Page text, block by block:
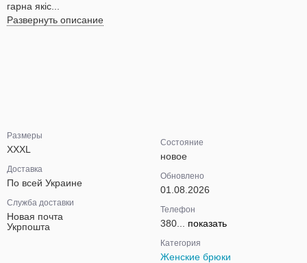
гарна якіс...
Развернуть описание
Размеры
XXXL
Доставка
По всей Украине
Служба доставки
Новая почта
Укрпошта
Состояние
новое
Обновлено
01.08.2026
Телефон
380... показать
Категория
Женские брюки